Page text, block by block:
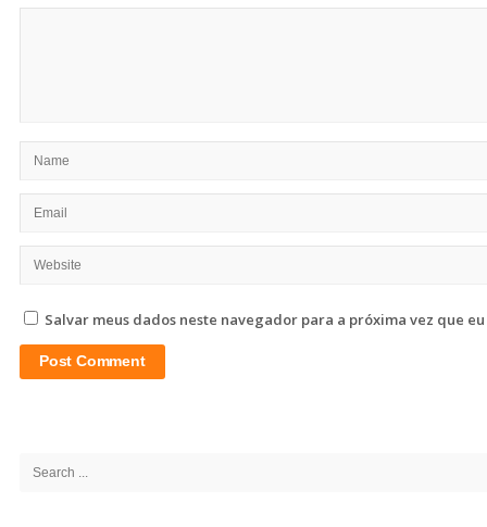
Salvar meus dados neste navegador para a próxima vez que
Search